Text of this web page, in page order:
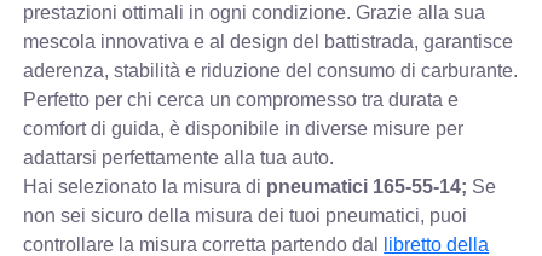
prestazioni ottimali in ogni condizione. Grazie alla sua
mescola innovativa e al design del battistrada, garantisce
aderenza, stabilità e riduzione del consumo di carburante.
Perfetto per chi cerca un compromesso tra durata e
comfort di guida, è disponibile in diverse misure per
adattarsi perfettamente alla tua auto.
Hai selezionato la misura di pneumatici 165-55-14; Se
non sei sicuro della misura dei tuoi pneumatici, puoi
controllare la misura corretta partendo dal
libretto della